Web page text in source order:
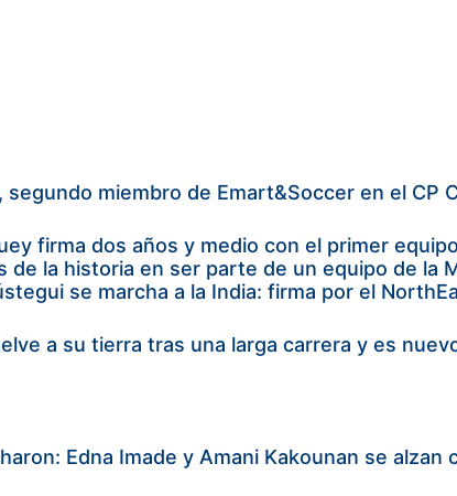
segundo miembro de Emart&Soccer en el CP
firma dos años y medio con el primer
de la historia en ser parte de un equipo de la
se marcha a la India: firma por el
a su tierra tras una larga carrera y es
Edna Imade y Amani Kakounan se